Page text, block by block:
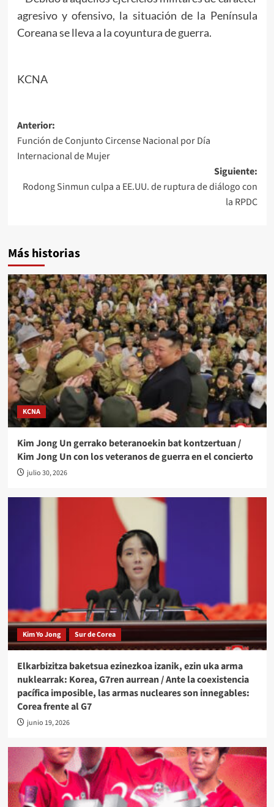
agresivo y ofensivo, la situación de la Península
Coreana se lleva a la coyuntura de guerra.
KCNA
Navegación
de
entradas
Anterior:
Función de Conjunto Circense Nacional por Día
Internacional de Mujer
Siguiente:
Rodong Sinmun culpa a EE.UU. de ruptura de diálogo con
la RPDC
Más historias
KCNA
Kim Jong Un gerrako beteranoekin bat kontzertuan /
Kim Jong Un con los veteranos de guerra en el concierto
julio 30, 2026
Kim Yo Jong Sur de Corea
Elkarbizitza baketsua ezinezkoa izanik, ezin uka arma
nuklearrak: Korea, G7ren aurrean / Ante la coexistencia
pacífica imposible, las armas nucleares son innegables:
Corea frente al G7
junio 19, 2026